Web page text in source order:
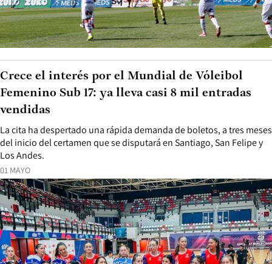
01 MAYO
La cita ha despertado una rápida demanda de boletos, a tres meses
del inicio del certamen que se disputará en Santiago, San Felipe y
Los Andes.
Crece el interés por el Mundial de Vóleibol
Femenino Sub 17: ya lleva casi 8 mil entradas
vendidas